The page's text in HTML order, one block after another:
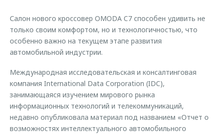
Кредитный калькулятор
Аксессуары
Оригинальные аксессуары
Трейд-ин
Калькулятор трейд-ин
O&J Автоклуб
Клуб владельцев OMODA
Аксессуары
Одежда и сувениры
Оригинальные аксессуары
Запчасти
Салон нового кроссовер OMODA C7 способен удивить не
только своим комфортом, но и технологичностью, что
особенно важно на текущем этапе развития
автомобильной индустрии.
Международная исследовательская и консалтинговая
компания International Data Corporation (IDC),
занимающаяся изучением мирового рынка
информационных технологий и телекоммуникаций,
недавно опубликовала материал под названием «Отчет о
возможностях интеллектуального автомобильного